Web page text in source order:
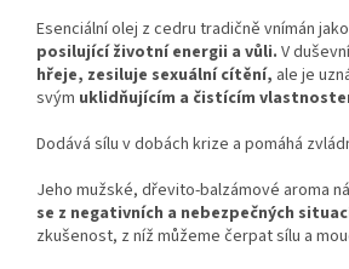
Esenciální olej z cedru tradičně vnímán jako
posilující životní energii a vůli. V
hřeje, zesiluje sexuální cítění, ale je
svým uklidňujícím a čistícím
Dodává sílu v dobách krize a pomáhá
Jeho mužské, dřevito-balzámové aroma
se z negativních a nebezpečných
zkušenost, z níž můžeme čerpat sílu a